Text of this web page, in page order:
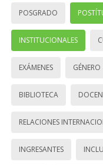
POSGRADO
INSTITUCIONALES
EXÁMENES GÉNERO
BIBLIOTECA
RELACIONES
INGRESANTES